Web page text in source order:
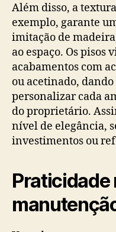
Além disso, a
exemplo, garante
imitação de
ao espaço. Os
acabamentos com
ou acetinado,
personalizar cada
do proprietário.
nível de elegância,
investimentos ou
Praticidade